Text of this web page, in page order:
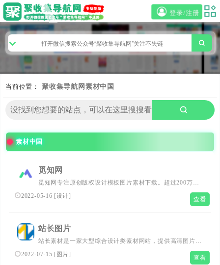
登录/注册
当前位置： 聚收集导航网 素材中国
素材中国
觅知网
觅知网专注原创版权设计模板图片素材下载。超过200万
PPT模板、海报、PNG素材、背景、插画、元素、摄影图
2022-05-16 [设计] 查看
站长图片
站长素材是一家大型综合设计类素材网站，提供高清图片素
材、PSD素材、PPT模板、网页模板、脚本素材、简历模
板、矢量素材、3D素材、酷站欣赏、Flash动画等设计素材
2022-07-15 [ 图片] 查看